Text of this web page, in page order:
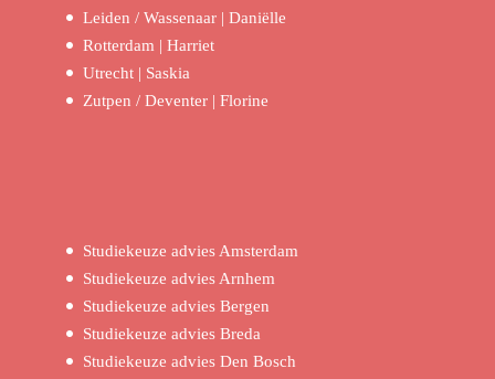
Leiden / Wassenaar | Daniëlle
Rotterdam | Harriet
Utrecht | Saskia
Zutpen / Deventer | Florine
Studiekeuze advies Amsterdam
Studiekeuze advies Arnhem
Studiekeuze advies Bergen
Studiekeuze advies Breda
Studiekeuze advies Den Bosch